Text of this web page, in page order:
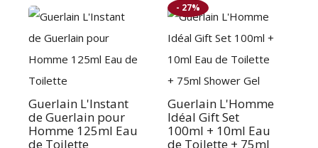
Guerlain L'Instant
de Guerlain pour
Homme 125ml Eau
de Toilette
- 27%
Guerlain L'Homme
Idéal Gift Set
100ml + 10ml Eau
de Toilette + 75ml